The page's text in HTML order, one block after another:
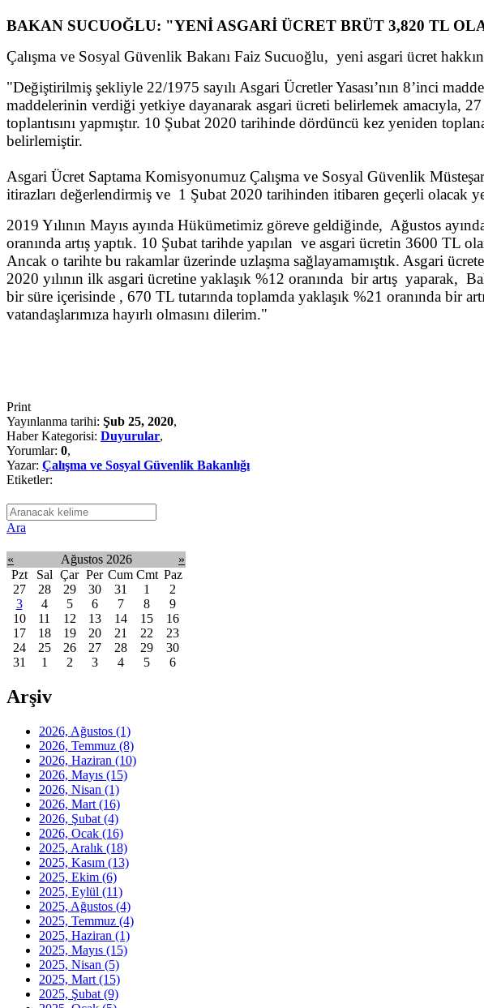
BAKAN SUCUOĞLU: "YENİ ASGARİ ÜCRET BRÜT 3,820 TL
Çalışma ve Sosyal Güvenlik Bakanı Faiz Sucuoğlu, yeni asgari ücret
"Değiştirilmiş şekliyle 22/1975 sayılı Asgari Ücretler Yasası’nın 8’inci
maddelerinin verdiği yetkiye dayanarak asgari ücreti belirlemek amacıyla,
toplantısını yapmıştır. 10 Şubat 2020 tarihinde dördüncü kez yeniden
belirlemiştir.
Asgari Ücret Saptama Komisyonumuz Çalışma ve Sosyal Güvenlik
itirazları değerlendirmiş ve 1 Şubat 2020 tarihinden itibaren geçerli olacak
2019 Yılının Mayıs ayında Hükümetimiz göreve geldiğinde, Ağustos
oranında artış yaptık. 10 Şubat tarihde yapılan ve asgari ücretin 3600 TL
Ancak o tarihte bu rakamlar üzerinde uzlaşma sağlayamamıştık. Asgari
2020 yılının ilk asgari ücretine yaklaşık %12 oranında bir artış yaparak,
bir süre içerisinde , 670 TL tutarında toplamda yaklaşık %21 oranında bir
vatandaşlarımıza hayırlı olmasını dilerim."
Print
Yayınlanma tarihi: Şub 25, 2020,
Haber Kategorisi: Duyurular,
Yorumlar: 0,
Yazar: Çalışma ve Sosyal Güvenlik Bakanlığı
Etiketler:
Ara
« Ağustos 2026
»
Pzt
Sal Çar Per Cum Cmt Paz
27
28 29 30 31 1
2
3
4 5 6 7 8
9
10
11 12 13 14 15
16
17
18 19 20 21 22
23
24
25 26 27 28 29
30
31
1 2 3 4 5 6
Arşiv
2026, Ağustos (1)
2026, Temmuz (8)
2026, Haziran (10)
2026, Mayıs (15)
2026, Nisan (1)
2026, Mart (16)
2026, Şubat (4)
2026, Ocak (16)
2025, Aralık (18)
2025, Kasım (13)
2025, Ekim (6)
2025, Eylül (11)
2025, Ağustos (4)
2025, Temmuz (4)
2025, Haziran (1)
2025, Mayıs (15)
2025, Nisan (5)
2025, Mart (15)
2025, Şubat (9)